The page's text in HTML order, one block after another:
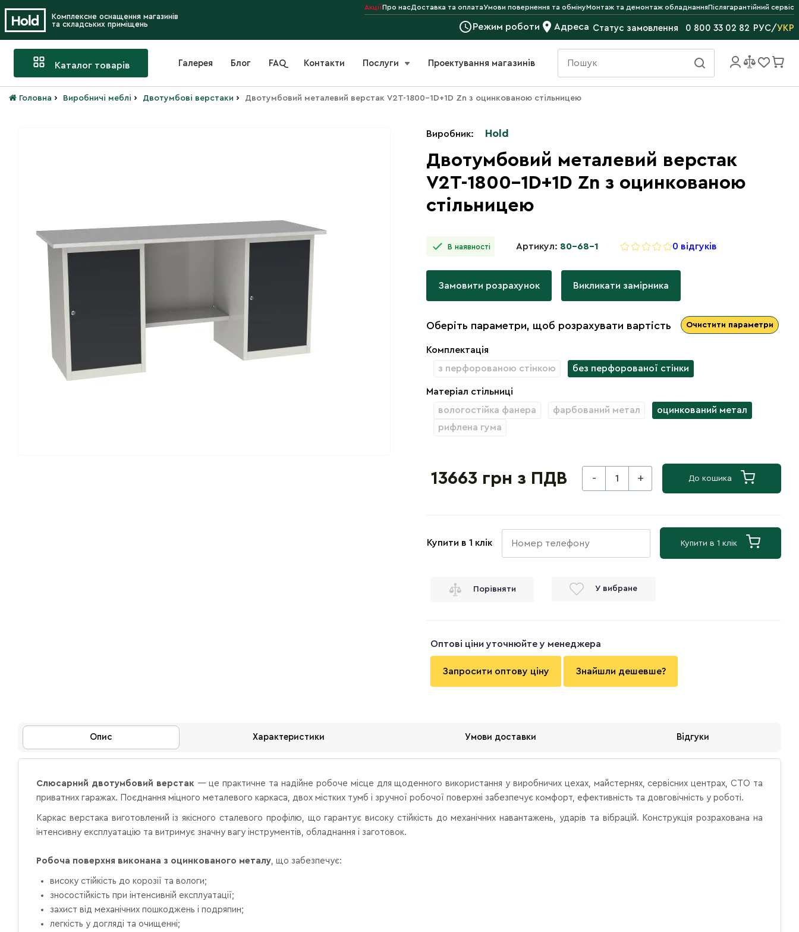
Комплексне оснащення магазинів
та складських приміщень
АкціїПро насДоставка та оплатаУмови повернення та обмінуМонтаж та демонтаж обладнанняПіслягарантійний сервіс
Режим роботи Адреса Статус замовлення 0 800 33 02 82 РУС/УКР
Каталог товарів Галерея Блог FAQ Контакти Послуги Проектування магазинів
Головна › Виробничі меблі › Двотумбові верстаки › Двотумбовий металевий верстак V2T-1800-1D+1D Zn з оцинкованою стільницею
Виробник: Hold
Двотумбовий металевий верстак
V2T-1800-1D+1D Zn з оцинкованою
стільницею
В наявності Артикул: 80-68-1 0 відгуків
Замовити розрахунок Викликати замірника
Оберіть параметри, щоб розрахувати вартість Очистити параметри
Комплектація
з перфорованою стінкою
без перфорованої стінки
Матеріал стільниці
вологостійка фанера
фарбований метал
оцинкований метал
рифлена гума
13663 грн з ПДВ - + До кошика
Купити в 1 клік Купити в 1 клік
Порівняти У вибране
Оптові ціни уточнюйте у менеджера
Запросити оптову ціну Знайшли дешевше?
Опис Характеристики Умови доставки Відгуки
Слюсарний двотумбовий верстак — це практичне та надійне робоче місце для щоденного використання у виробничих цехах, майстернях, сервісних центрах, СТО та
приватних гаражах. Поєднання міцного металевого каркаса, двох містких тумб і зручної робочої поверхні забезпечує комфорт, ефективність та довговічність у роботі.
Каркас верстака виготовлений із якісного сталевого профілю, що гарантує високу стійкість до механічних навантажень, ударів та вібрацій. Конструкція розрахована на
інтенсивну експлуатацію та витримує значну вагу інструментів, обладнання і заготовок.
Робоча поверхня виконана з оцинкованого металу, що забезпечує:
високу стійкість до корозії та вологи;
зносостійкість при інтенсивній експлуатації;
захист від механічних пошкоджень і подряпин;
легкість у догляді та очищенні;